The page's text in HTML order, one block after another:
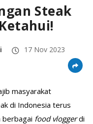
Steak
17 Nov 2023
masyarakat
di Indonesia terus
berbagai food vloggerdi